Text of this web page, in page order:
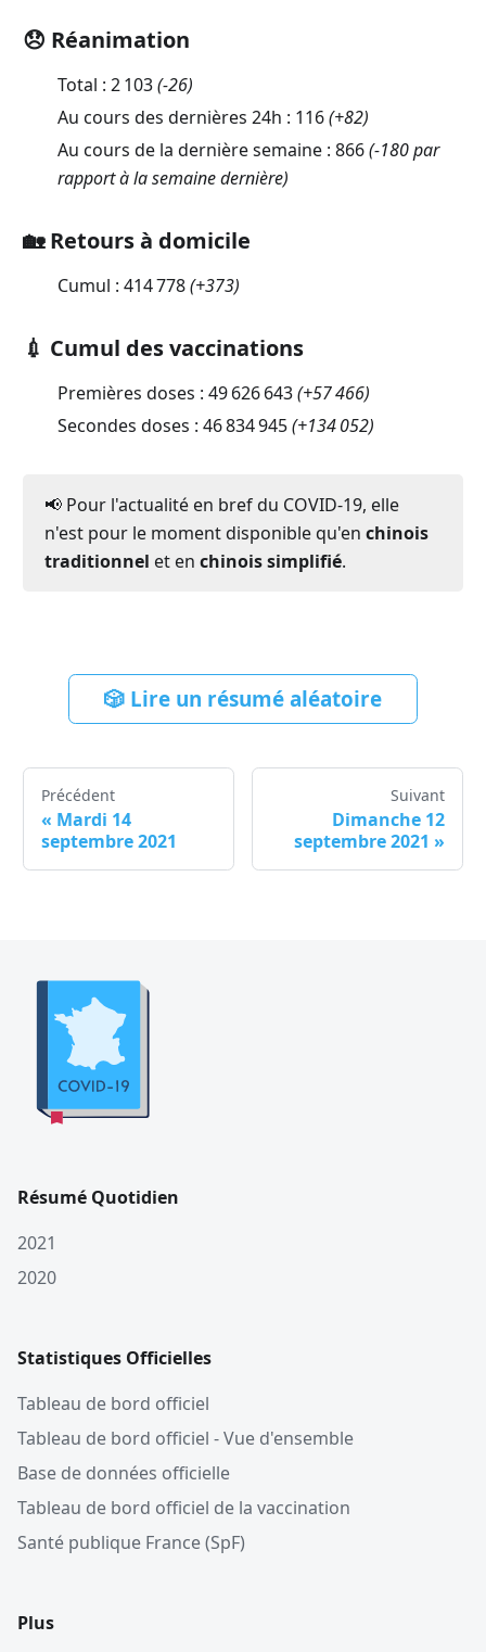
😞 Réanimation
Total : 2 103(-26)
Au cours des dernières 24h : 116(+82)
Au cours de la dernière semaine : 866(-180 par
rapport à la semaine dernière)
🏡 Retours à domicile
Cumul : 414 778(+373)
💉 Cumul des vaccinations
Premières doses : 49 626 643(+57 466)
Secondes doses : 46 834 945(+134 052)
📢 Pour l'actualité en bref du COVID-19, elle
n'est pour le moment disponible qu'en chinois
traditionnel et en chinois simplifié.
🎲 Lire un résumé aléatoire
Précédent
« Mardi 14
septembre 2021
Suivant
Dimanche 12
septembre 2021 »
Résumé Quotidien
2021
2020
Statistiques Officielles
Tableau de bord officiel
Tableau de bord officiel - Vue d'ensemble
Base de données officielle
Tableau de bord officiel de la vaccination
Santé publique France (SpF)
Plus